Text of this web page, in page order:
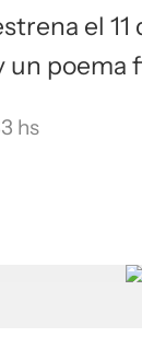
el
un poema
hs